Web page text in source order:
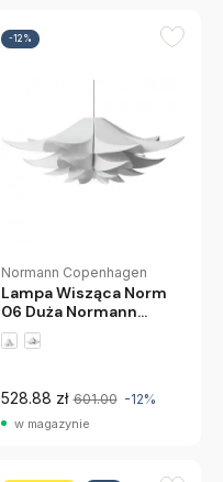
-12%
Normann Copenhagen
Lampa Wisząca Norm
06 Duża Normann
Copenhagen
528.88 zł 601.00 -12%
w magazynie